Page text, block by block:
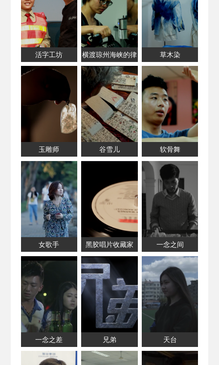
活字工坊
横渡琼州海峡的律
师
草木染
玉雕师 谷雪儿 软骨舞
女歌手 黑胶唱片收藏家 一念之间
一念之差 兄弟 天台